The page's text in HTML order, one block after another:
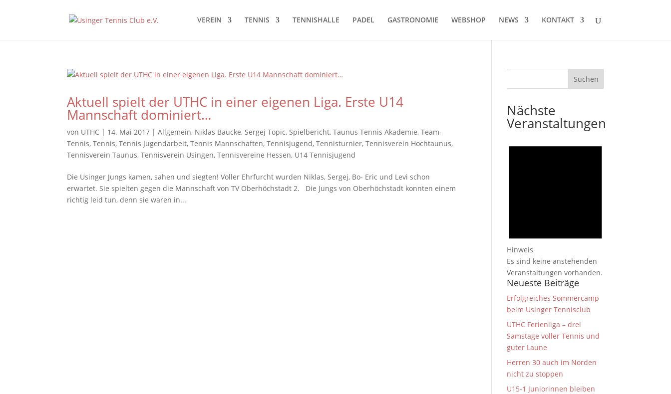
VEREIN TENNIS TENNISHALLE PADEL GASTRONOMIE WEBSHOP NEWS KONTAKT
Aktuell spielt der UTHC in einer eigenen Liga. Erste U14
Mannschaft dominiert…
von UTHC | 14. Mai 2017 |Allgemein, Niklas Baucke,Sergej Topic,Spielbericht,Taunus Tennis Akademie,Team-
Tennis,Tennis,Tennis Jugendarbeit,Tennis Mannschaften,Tennisjugend,Tennisturnier,Tennisverein Hochtaunus,
Tennisverein Taunus,Tennisverein Usingen,Tennisvereine Hessen, U14 Tennisjugend
Die Usinger Jungs kamen, sahen und siegten! Voller Ehrfurcht wurden Niklas, Sergej, Bo- Eric und Levi schon
erwartet. Sie spielten gegen die Mannschaft von TV Oberhöchstadt 2. Die Jungs von Oberhöchstadt konnten einem
richtig leid tun, denn sie waren in...
Nächste
Veranstaltungen
Hinweis
Es sind keine anstehenden
Veranstaltungen vorhanden.
Neueste Beiträge
Erfolgreiches Sommercamp
beim Usinger Tennisclub
UTHC Ferienliga – drei
Samstage voller Tennis und
guter Laune
Herren 30 auch im Norden
nicht zu stoppen
U15-1 Juniorinnen bleiben